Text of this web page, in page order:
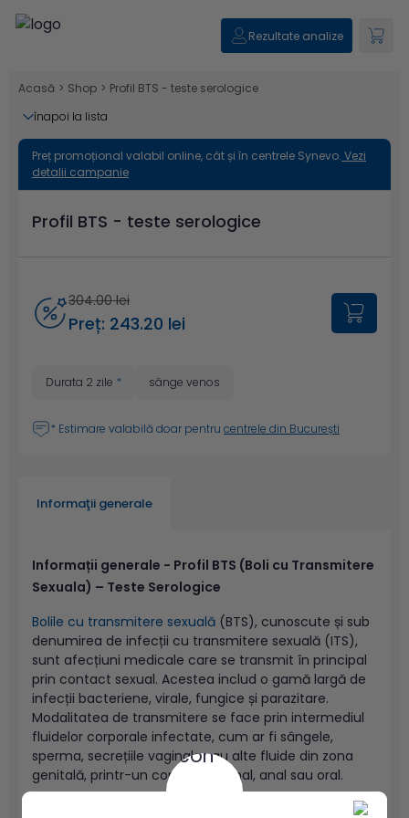
Rezultate analize
Acasă > Shop > Profil BTS - teste serologice
înapoi la lista
Preț promoțional valabil online, cât și în centrele Synevo. Vezi
detalii campanie
Profil BTS - teste serologice
304.00 lei
Preț: 243.20 lei
Durata 2 zile * sânge venos
* Estimare valabilă doar pentru centrele din București
Informaţii generale
Informații generale - Profil BTS (Boli cu Transmitere
Sexuala) – Teste Serologice
Bolile cu transmitere sexuală (BTS), cunoscute și sub
denumirea de infecții cu transmitere sexuală (ITS),
sunt afecțiuni medicale care se transmit în principal
prin contact sexual. Acestea includ o gamă largă de
infecții bacteriene, virale, fungice și parazitare.
Modalitatea de transmitere se face prin intermediul
fluidelor corporale infectate, cum ar fi sângele,
sperma, secrețiile vaginale sau alte fluide din zona
genitală, printr-un contact vaginal, anal sau oral.